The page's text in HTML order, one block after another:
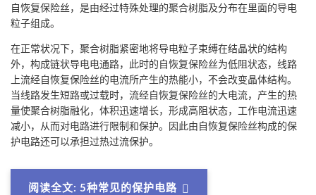
自恢复保险丝，是由经过特殊处理的聚合树脂及分布在里面的导电
粒子组成。
在正常状况下，聚合树脂紧密地将导电粒子束缚在结晶状的结构
外，构成链状导电电通路，此时的自恢复保险丝为低阻状态，线路
上流经自恢复保险丝的电流所产生的热能小，不会改变晶体结构。
当线路发生短路或过载时，流经自恢复保险丝的大电流，产生的热
量使聚合树脂融化，体积迅速增长，形成高阻状态，工作电流迅速
减小，从而对电路进行限制和保护。因此由自恢复保险丝构成的保
护电路还可以承担过热过流保护。
阅读全文: 5种常见的保护电路